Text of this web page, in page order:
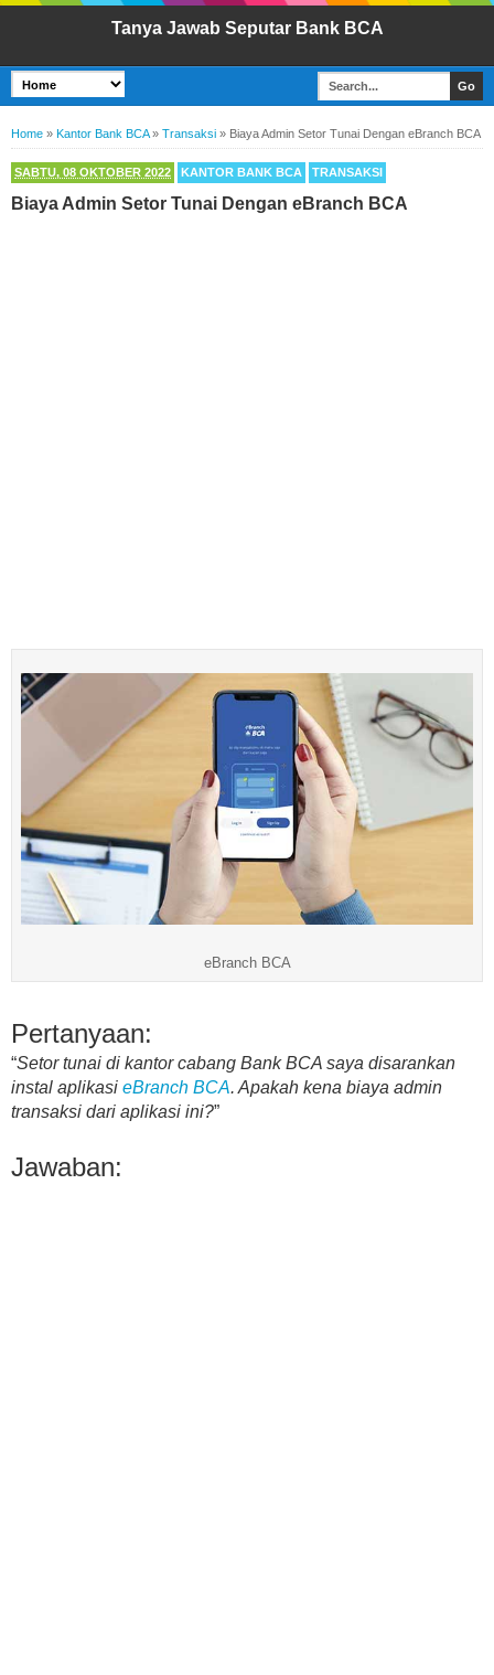
Tanya Jawab Seputar Bank BCA
Home » Kantor Bank BCA» Transaksi » Biaya Admin Setor Tunai Dengan eBranch BCA
SABTU, 08 OKTOBER 2022 KANTOR BANK BCA TRANSAKSI
Biaya Admin Setor Tunai Dengan eBranch BCA
eBranch BCA
Pertanyaan:
“Setor tunai di kantor cabang Bank BCA saya disarankan
instal aplikasi eBranch BCA. Apakah kena biaya admin
transaksi dari aplikasi ini?”
Jawaban: